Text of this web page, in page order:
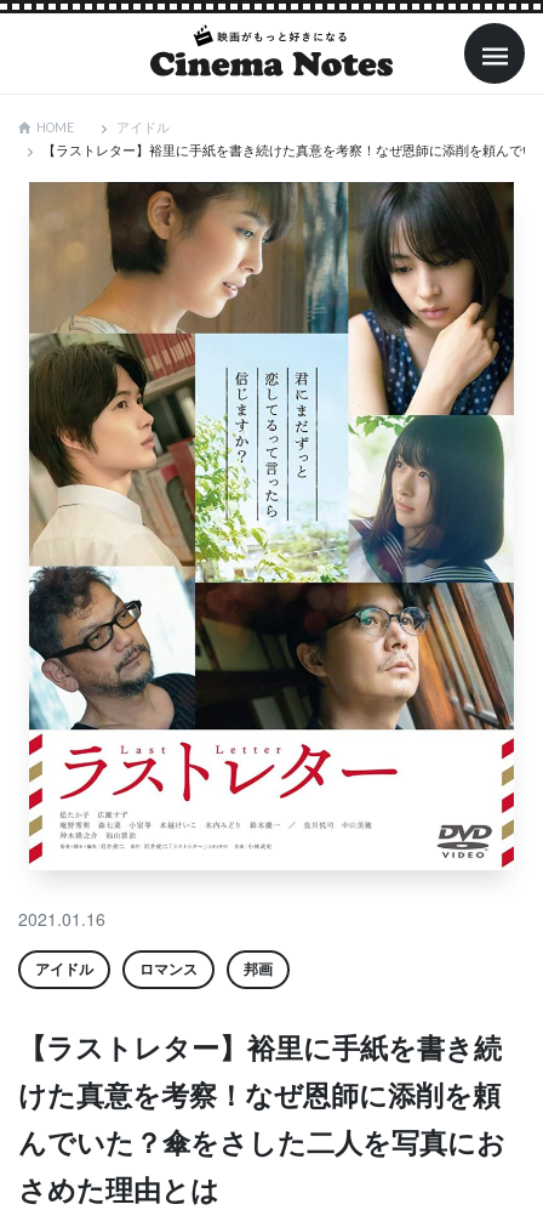
HOME
アイドル
【ラストレター】裕里に手紙を書き続けた真意を考察！なぜ恩師に添削を頼んで
2021.01.16
アイドル ロマンス 邦画
【ラストレター】裕里に手紙を書き続
けた真意を考察！なぜ恩師に添削を頼
んでいた？傘をさした二人を写真にお
さめた理由とは